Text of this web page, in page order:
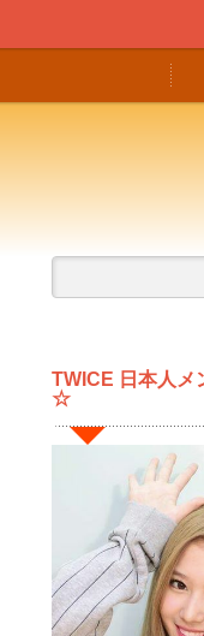
TWICE 日本人メ
☆